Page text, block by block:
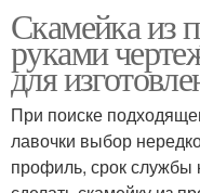
Скамейка из
руками
для
При поиске
лавочки выбор
профиль, срок службы